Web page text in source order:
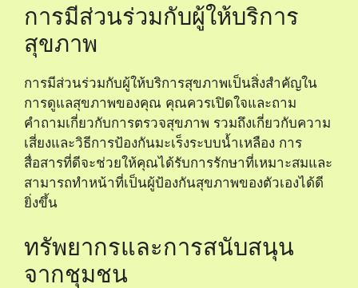
การมีส่วนร่วมกับผู้ให้บริการ
สุขภาพ
การมีส่วนร่วมกับผู้ให้บริการสุขภาพเป็นสิ่งสำคัญใน
การดูแลสุขภาพของคุณ คุณควรเปิดใจและถาม
คำถามเกี่ยวกับการตรวจสุขภาพ รวมถึงเกี่ยวกับความ
เสี่ยงและวิธีการป้องกันมะเร็งระบบน้ำเหลือง การ
สื่อสารที่ดีจะช่วยให้คุณได้รับการรักษาที่เหมาะสมและ
สามารถทำหน้าที่เป็นผู้ป้องกันสุขภาพของตัวเองได้ดี
ยิ่งขึ้น
ทรัพยากรและการสนับสนุน
จากชุมชน